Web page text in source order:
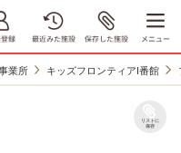
業所 キッズフロンティアⅠ番館
リストに
保存